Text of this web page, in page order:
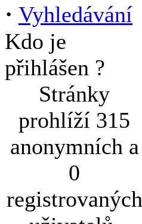
· Vyhledávání
Kdo je
přihlášen ?
Stránky
prohlíží 315
anonymních a
0
registrovaných